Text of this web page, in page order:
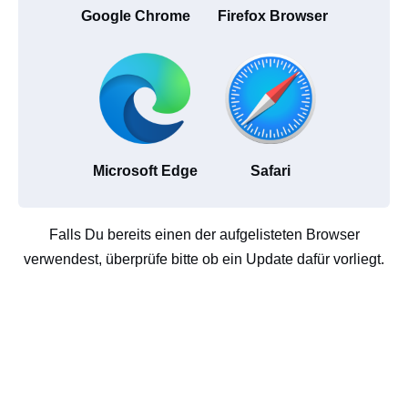
Google Chrome Firefox Browser
Microsoft Edge Safari
Falls Du bereits einen der aufgelisteten Browser
verwendest, überprüfe bitte ob ein Update dafür vorliegt.